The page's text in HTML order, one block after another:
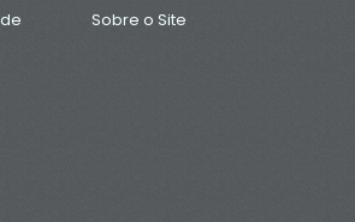
Sobre o Site